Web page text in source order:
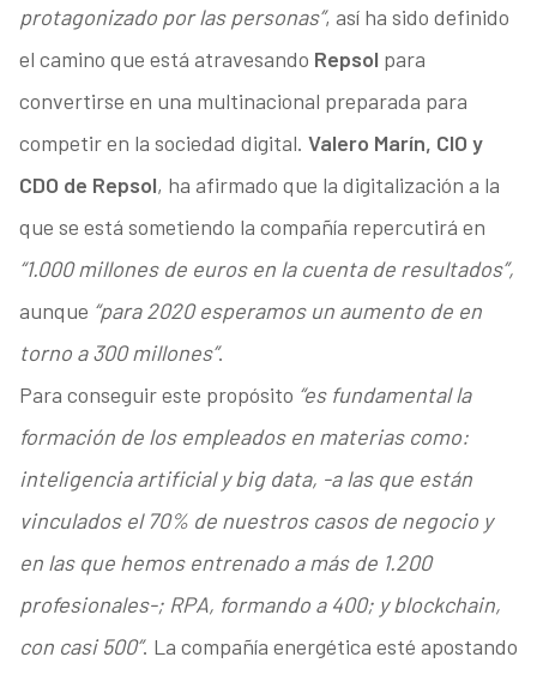
protagonizado por las personas”, así ha sido definido
el camino que está atravesando Repsol para
convertirse en una multinacional preparada para
competir en la sociedad digital. Valero Marín, CIO y
CDO de Repsol, ha afirmado que la digitalización a la
que se está sometiendo la compañía repercutirá en
“1.000 millones de euros en la cuenta de resultados”,
aunque “para 2020 esperamos un aumento de en
torno a 300 millones”.
Para conseguir este propósito “es fundamental la
formación de los empleados en materias como:
inteligencia artificial y big data, -a las que están
vinculados el 70% de nuestros casos de negocio y
en las que hemos entrenado a más de 1.200
profesionales-; RPA, formando a 400; y blockchain,
con casi 500”. La compañía energética esté apostando